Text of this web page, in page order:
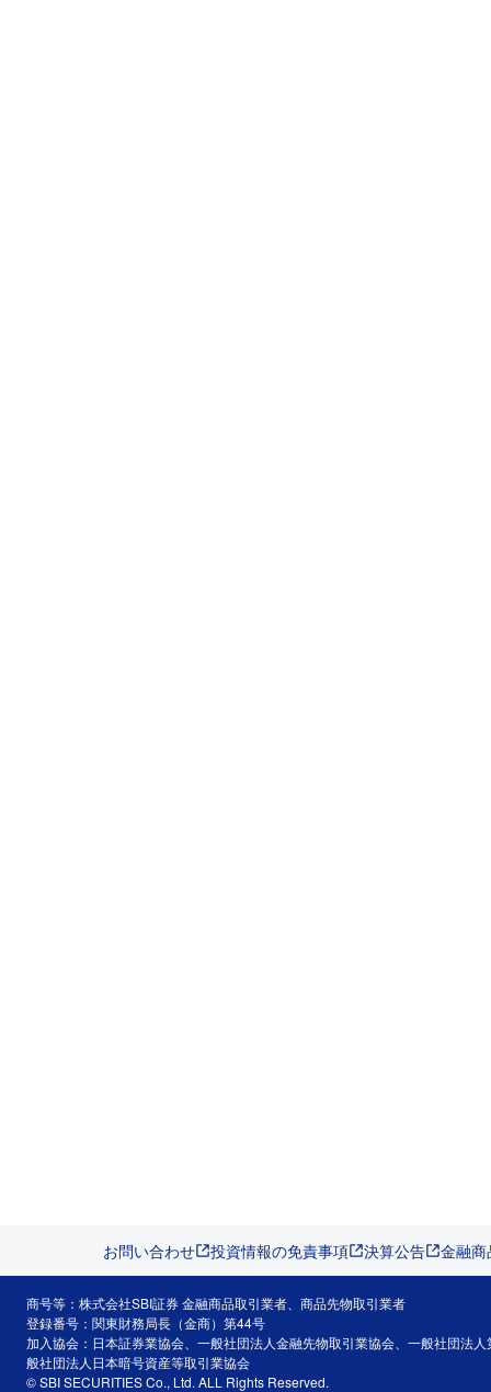
お問い合わせ 投資情報の免責事項 決算公告 金融
商号等：株式会社SBI証券 金融商品取引業者、商品先物取引業者
登録番号：関東財務局長（金商）第44号
加入協会：日本証券業協会、一般社団法人金融先物取引業協会、一般社団法
般社団法人日本暗号資産等取引業協会
© SBI SECURITIES Co., Ltd. ALL Rights Reserved.